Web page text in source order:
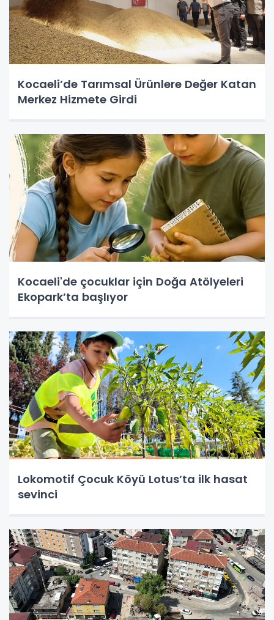
Kocaeli’de Tarımsal Ürünlere Değer Katan
Merkez Hizmete Girdi
Kocaeli'de çocuklar için Doğa Atölyeleri
Ekopark’ta başlıyor
Lokomotif Çocuk Köyü Lotus’ta ilk hasat
sevinci